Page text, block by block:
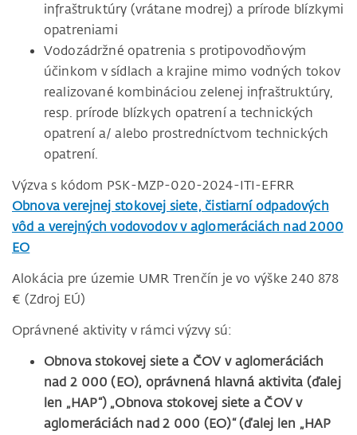
infraštruktúry (vrátane modrej) a prírode blízkymi
opatreniami
Vodozádržné opatrenia s protipovodňovým
účinkom v sídlach a krajine mimo vodných tokov
realizované kombináciou zelenej infraštruktúry,
resp. prírode blízkych opatrení a technických
opatrení a/ alebo prostredníctvom technických
opatrení.
Výzva s kódom PSK-MZP-020-2024-ITI-EFRR
Obnova verejnej stokovej siete, čistiarní odpadových
vôd a verejných vodovodov v aglomeráciách nad 2000
EO
Alokácia pre územie UMR Trenčín je vo výške 240 878
€ (Zdroj EÚ)
Oprávnené aktivity v rámci výzvy sú:
Obnova stokovej siete a ČOV v aglomeráciách
nad 2 000 (EO), oprávnená hlavná aktivita (ďalej
len „HAP“) „Obnova stokovej siete a ČOV v
aglomeráciách nad 2 000 (EO)“ (ďalej len „HAP